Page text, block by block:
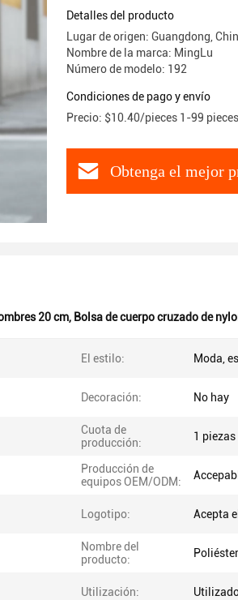
Detalles del producto
Lugar de origen: Guangdong,
Nombre de la marca: MingLu
Número de modelo: 192
Condiciones de pago y envío
Precio: $10.40/pieces 1-99 pieces
Obtenga el mejor
20 cm, Bolsa de cuerpo cruzado de
El estilo: Moda,
Decoración: No hay
Cuota de
producción:
1 piezas
Producción de
equipos OEM/ODM:
Logotipo: Acepta
Nombre del
producto:
Poliéster
Utilización: